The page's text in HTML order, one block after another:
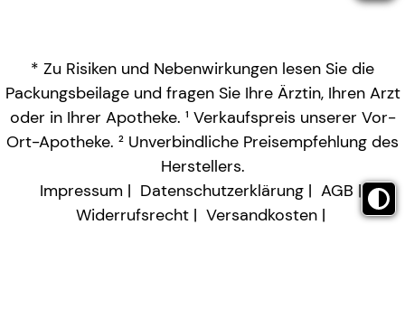
* Zu Risiken und Nebenwirkungen lesen Sie die
Packungsbeilage und fragen Sie Ihre Ärztin, Ihren Arzt
oder in Ihrer Apotheke. ¹ Verkaufspreis unserer Vor-
Ort-Apotheke. ² Unverbindliche Preisempfehlung des
Herstellers.
Impressum
Datenschutzerklärung
AGB
Widerrufsrecht
Versandkosten